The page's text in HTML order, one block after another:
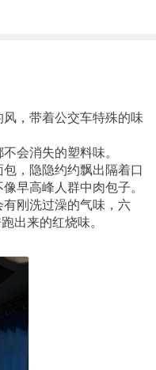
，带着公交车特殊的味
会消失的塑料味。
，隐隐约约飘出隔着口
早高峰人群中肉包子。
刚洗过澡的气味，六
出来的红烧味。